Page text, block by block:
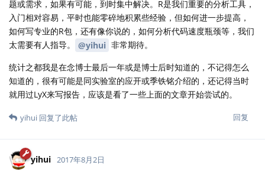
题或需求，如果有可能，到时集中解决。R是我们重要的分析工具，
入门相对容易，平时也能零碎地积累些经验，但如何进一步提高，
如何写专业的R包，还有像你说的，如何分析代码速度瓶颈等，我们
太需要有人指导。
@yihui 非常期待。
统计之都我是在念博士最后一年或是博士后时知道的，不记得怎么
知道的，很有可能是同实验室的应开或季铁铭介绍的，还记得当时
就用过LyX来写报告，应该是看了一些上面的文章开始尝试的。
回复
yihui 回复了此帖
yihui 2017年8月2日